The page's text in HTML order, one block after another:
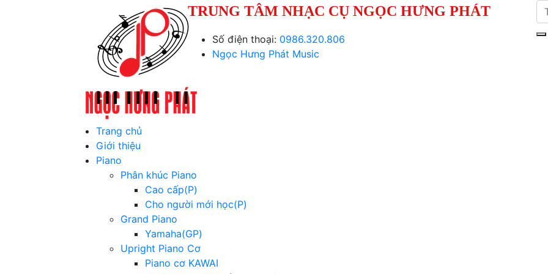
TRUNG TÂM NHẠC CỤ NGỌC HƯNG PHÁT
Số điện thoại: 0986.320.806
Ngọc Hưng Phát Music
Trang chủ
Giới thiệu
Piano
Phân khúc Piano
Cao cấp(P)
Cho người mới học(P)
Grand Piano
Yamaha(GP)
Upright Piano Cơ
Piano cơ KAWAI